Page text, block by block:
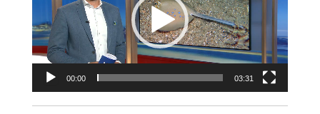
00:00 03:31